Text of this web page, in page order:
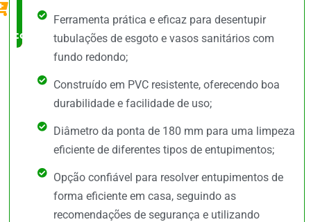
Pena
comprar
Ferramenta prática e eficaz para desentupir
tubulações de esgoto e vasos sanitários com
fundo redondo;
Construído em PVC resistente, oferecendo boa
durabilidade e facilidade de uso;
Diâmetro da ponta de 180 mm para uma limpeza
eficiente de diferentes tipos de entupimentos;
Opção confiável para resolver entupimentos de
forma eficiente em casa, seguindo as
recomendações de segurança e utilizando